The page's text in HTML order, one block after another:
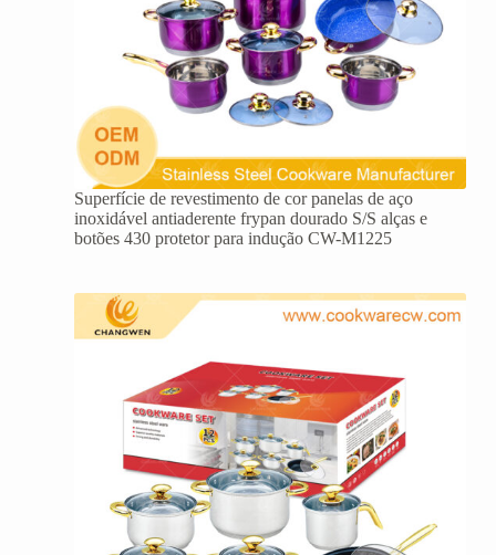
Superfície de revestimento de cor panelas de aço
inoxidável antiaderente frypan dourado S/S alças e
botões 430 protetor para indução CW-M1225